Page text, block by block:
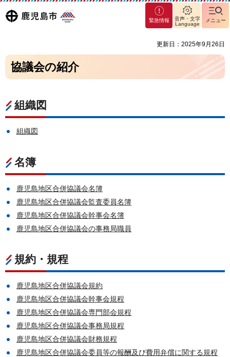
鹿児島
マグ
マシ
緊急情報
音声・文字
Language
メニュー
更新日：2025年9月26日
協議会の紹介
組織図
組織図
名簿
鹿児島地区合併協議会名簿
鹿児島地区合併協議会監査委員名簿
鹿児島地区合併協議会幹事会名簿
鹿児島地区合併協議会の事務局職員
規約・規程
鹿児島地区合併協議会規約
鹿児島地区合併協議会幹事会規程
鹿児島地区合併協議会専門部会規程
鹿児島地区合併協議会事務局規程
鹿児島地区合併協議会財務規程
鹿児島地区合併協議会委員等の報酬及び費用弁償に関する規程